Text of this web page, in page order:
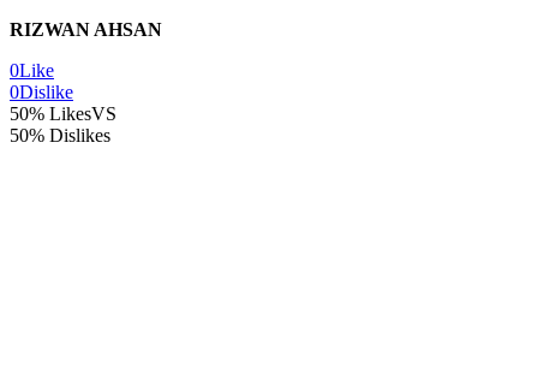
RIZWAN AHSAN
0Like
0Dislike
50% LikesVS
50% Dislikes